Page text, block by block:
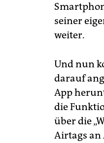
seiner
weiter.
Und nun
darauf
App
die
über die
Airtags an